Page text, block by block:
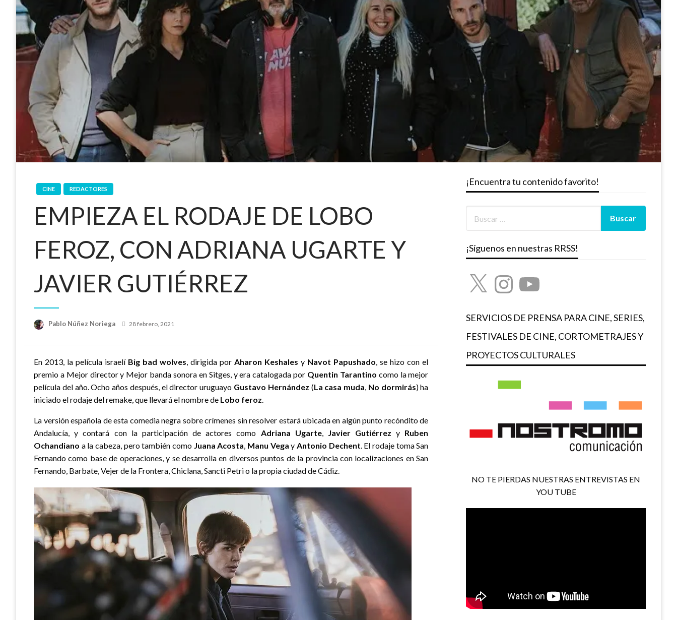
CINE REDACTORES
EMPIEZA EL RODAJE DE LOBO
FEROZ, CON ADRIANA UGARTE Y
JAVIER GUTIÉRREZ
Pablo Núñez Noriega
Publicado
28 febrero, 2021
En 2013, la película israelí Big bad wolves, dirigida porAharon Keshales y Navot Papushado, se hizo con el
premio a Mejor director y Mejor banda sonora en Sitges, y era catalogada por Quentin Tarantino como la mejor
película del año. Ocho años después, el director uruguayo Gustavo Hernández (La casa muda, No dormirás) ha
iniciado el rodaje del remake, que llevará el nombre de Lobo feroz.
La versión española de esta comedia negra sobre crímenes sin resolver estará ubicada en algún punto recóndito de
Andalucía, y contará con la participación de actores como Adriana Ugarte, Javier Gutiérrez y Ruben
Ochandiano a la cabeza, pero también como Juana Acosta, Manu Vega yAntonio Dechent. El rodaje toma San
Fernando como base de operaciones, y se desarrolla en diversos puntos de la provincia con localizaciones en San
Fernando, Barbate, Vejer de la Frontera, Chiclana, Sancti Petri o la propia ciudad de Cádiz.
¡Encuentra tu contenido favorito!
¡Síguenos en nuestras RRSS!
X InstagramYouTube
SERVICIOS DE PRENSA PARA CINE, SERIES,
FESTIVALES DE CINE, CORTOMETRAJES Y
PROYECTOS CULTURALES
NO TE PIERDAS NUESTRAS ENTREVISTAS EN
YOU TUBE